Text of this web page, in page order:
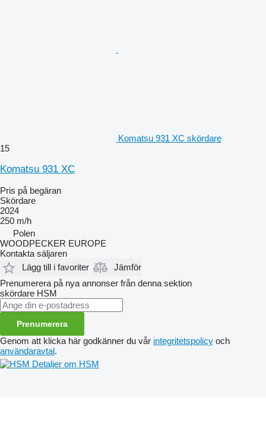
Komatsu 931 XC skördare
15
Komatsu 931 XC
Pris på begäran
Skördare
2024
250 m/h
Polen
WOODPECKER EUROPE
Kontakta säljaren
Lägg till i favoriter
Jämför
Prenumerera på nya annonser från denna sektion
skördare HSM
Prenumerera
Genom att klicka här godkänner du vår integritetspolicy och
användaravtal.
Detaljer om HSM